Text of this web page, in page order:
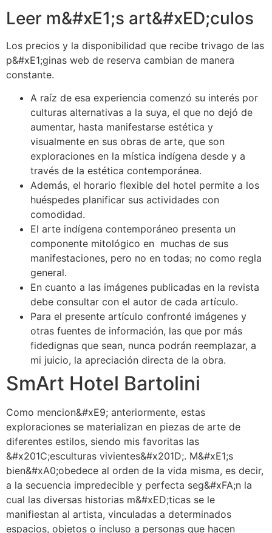
Leer m&#xE1;s art&#xED;culos
Los precios y la disponibilidad que recibe trivago de las
p&#xE1;ginas web de reserva cambian de manera
constante.
A raíz de esa experiencia comenzó su interés por
culturas alternativas a la suya, el que no dejó de
aumentar, hasta manifestarse estética y
visualmente en sus obras de arte, que son
exploraciones en la mística indígena desde y a
través de la estética contemporánea.
Además, el horario flexible del hotel permite a los
huéspedes planificar sus actividades con
comodidad.
El arte indígena contemporáneo presenta un
componente mitológico en muchas de sus
manifestaciones, pero no en todas; no como regla
general.
En cuanto a las imágenes publicadas en la revista
debe consultar con el autor de cada artículo.
Para el presente artículo confronté imágenes y
otras fuentes de información, las que por más
fidedignas que sean, nunca podrán reemplazar, a
mi juicio, la apreciación directa de la obra.
SmArt Hotel Bartolini
Como mencion&#xE9; anteriormente, estas
exploraciones se materializan en piezas de arte de
diferentes estilos, siendo mis favoritas las
&#x201C;esculturas vivientes&#x201D;. M&#xE1;s
bien&#xA0;obedece al orden de la vida misma, es decir,
a la secuencia impredecible y perfecta seg&#xFA;n la
cual las diversas historias m&#xED;ticas se le
manifiestan al artista, vinculadas a determinados
espacios, objetos o incluso a personas que hacen